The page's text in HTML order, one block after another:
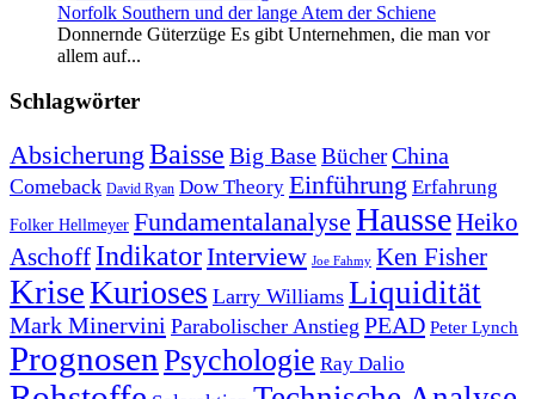
Norfolk Southern und der lange Atem der Schiene
Donnernde Güterzüge Es gibt Unternehmen, die man vor
allem auf...
Schlagwörter
Absicherung Baisse Big BaseBücherChina
Comeback David Ryan Dow Theory Einführung Erfahrung
Folker Hellmeyer Fundamentalanalyse HausseHeiko
Aschoff IndikatorInterview Joe Fahmy Ken Fisher
KriseKurioses Larry Williams Liquidität
Mark Minervini Parabolischer Anstieg PEAD Peter Lynch
Prognosen Psychologie Ray Dalio